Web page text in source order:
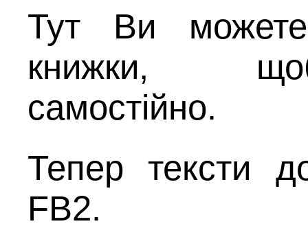
Тут Ви можете
книжки,
самостійно.
Тепер тексти
FB2.